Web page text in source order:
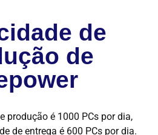
de
de
produção é 1000 PCs por dia,
de entrega é 600 PCs por dia.